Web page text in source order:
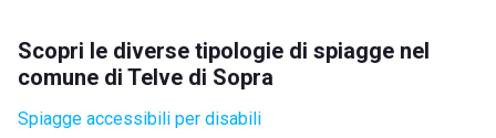
Scopri le diverse tipologie di spiagge nel
comune di Telve di Sopra
Spiagge accessibili per disabili